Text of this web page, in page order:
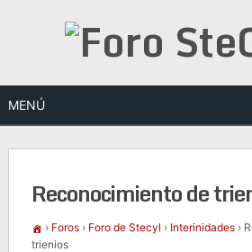
MENÚ
Reconocimiento de
› Foros › Foro de Stecyl › Interinidades ›
trienios